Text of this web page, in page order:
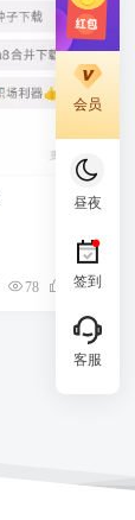
78 29
会员
昼夜
签到
客服